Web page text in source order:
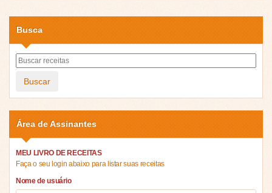
Busca
Buscar
Área de Assinantes
MEU LIVRO DE RECEITAS
Faça o seu login abaixo para listar suas receitas
Nome de usuário